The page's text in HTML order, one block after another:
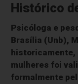
Histórico
Psicóloga e
Brasília (Unb),
historicamente,
mulheres foi
formalmente